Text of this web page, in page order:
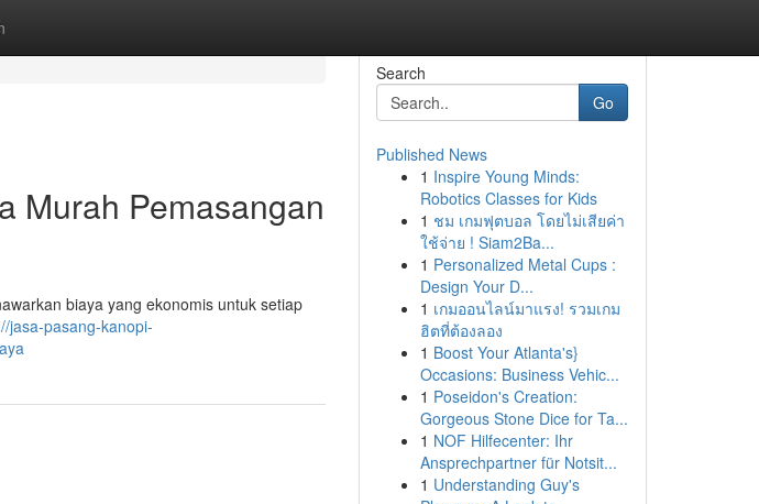
Murah Pemasangan
biaya yang ekonomis untuk setiap
jasa-pasang-kanopi-
Search
Go
Published News
1 Inspire Young Minds:
Robotics Classes for Kids
1 ชม เกมฟุตบอล โดยไม่เสียค่า
ใช้จ่าย ! Siam2Ba...
1 Personalized Metal Cups :
Design Your D...
1 เกมออนไลน์มาแรง! รวมเกม
ฮิตที่ต้องลอง
1 Boost Your Atlanta's}
Occasions: Business Vehic...
1 Poseidon's Creation:
Gorgeous Stone Dice for Ta...
1 NOF Hilfecenter: Ihr
Ansprechpartner für Notsit...
1 Understanding Guy's